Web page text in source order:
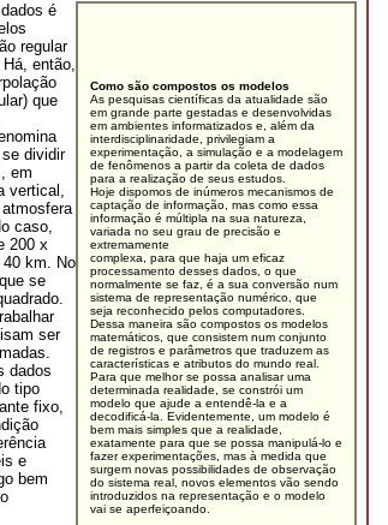
Como são compostos os modelos
As pesquisas científicas da atualidade são
em grande parte gestadas e desenvolvidas
em ambientes informatizados e, além da
interdisciplinaridade, privilegiam a
experimentação, a simulação e a modelagem
de fenômenos a partir da coleta de dados
para a realização de seus estudos.
Hoje dispomos de inúmeros mecanismos de
captação de informação, mas como essa
informação é múltipla na sua natureza,
variada no seu grau de precisão e
extremamente
complexa, para que haja um eficaz
processamento desses dados, o que
normalmente se faz, é a sua conversão num
sistema de representação numérico, que
seja reconhecido pelos computadores.
Dessa maneira são compostos os modelos
matemáticos, que consistem num conjunto
de registros e parâmetros que traduzem as
características e atributos do mundo real.
Para que melhor se possa analisar uma
determinada realidade, se constrói um
modelo que ajude a entendê-la e a
decodificá-la. Evidentemente, um modelo é
bem mais simples que a realidade,
exatamente para que se possa manipulá-lo e
fazer experimentações, mas à medida que
surgem novas possibilidades de observação
do sistema real, novos elementos vão sendo
introduzidos na representação e o modelo
vai se aperfeiçoando.
é
regular
então,
que
dividir
em
vertical,
caso,
200 x
km. No
se
ser
dados
tipo
fixo,
e
bem